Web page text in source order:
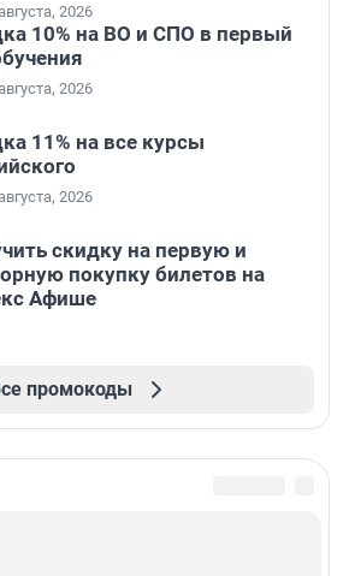
2026
10% на ВО и СПО в первый
2026
11% на все курсы
2026
скидку на первую и
покупку билетов на
Афише
промокоды